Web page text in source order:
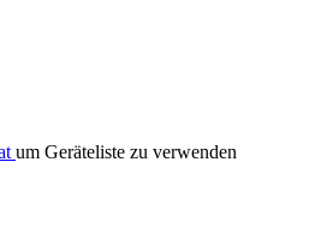
um Geräteliste zu verwenden